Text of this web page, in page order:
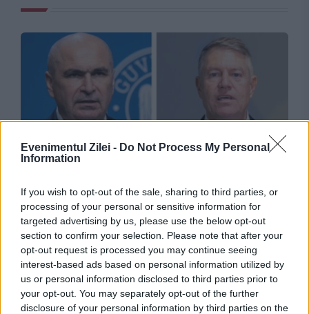
Evenimentul Zilei - Do Not Process My Personal
Information
If you wish to opt-out of the sale, sharing to third parties, or
processing of your personal or sensitive information for
targeted advertising by us, please use the below opt-out
section to confirm your selection. Please note that after your
opt-out request is processed you may continue seeing
interest-based ads based on personal information utilized by
us or personal information disclosed to third parties prior to
your opt-out. You may separately opt-out of the further
disclosure of your personal information by third parties on the
Iohannis, mai bine văzut decât Bolojan la
Bruxelles. Dezvăluirile lui Rareș Bogdan